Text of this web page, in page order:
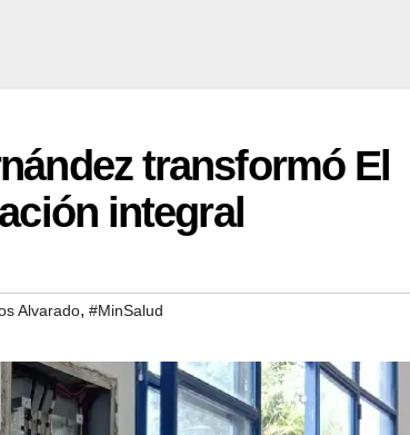
transformó El
integral
Alvarado, #MinSalud